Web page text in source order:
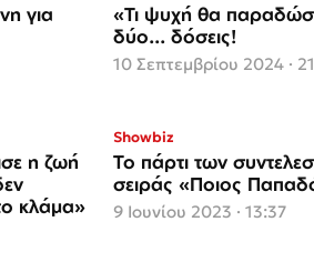
για
«Τι ψυχή θα
δύο... δόσεις!
10 Σεπτεμβρίου 2024 ·
η ζωή
κλάμα»
Showbiz
Το πάρτι των
σειράς «Ποιος
9 Ιουνίου 2023 · 13:37